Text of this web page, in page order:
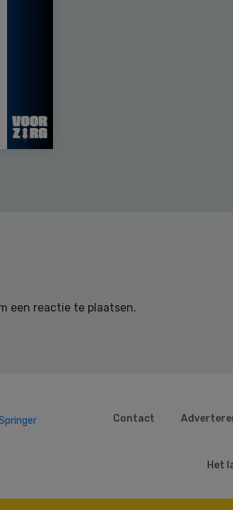
een reactie te plaatsen.
Contact
Het